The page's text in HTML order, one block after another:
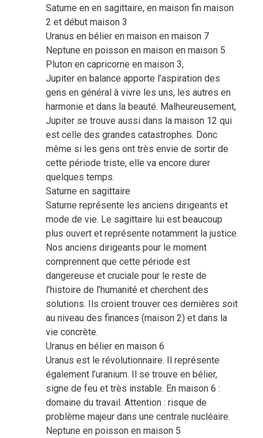
Saturne en en sagittaire, en maison fin maison
2 et début maison 3
Uranus en bélier en maison en maison 7
Neptune en poisson en maison en maison 5
Pluton en capricorne en maison 3,
Jupiter en balance apporte l’aspiration des
gens en général à vivre les uns, les autres en
harmonie et dans la beauté. Malheureusement,
Jupiter se trouve aussi dans la maison 12 qui
est celle des grandes catastrophes. Donc
même si les gens ont très envie de sortir de
cette période triste, elle va encore durer
quelques temps.
Saturne en sagittaire
Saturne représente les anciens dirigeants et
mode de vie. Le sagittaire lui est beaucoup
plus ouvert et représente notamment la justice.
Nos anciens dirigeants pour le moment
comprennent que cette période est
dangereuse et cruciale pour le reste de
l’histoire de l’humanité et cherchent des
solutions. Ils croient trouver ces dernières soit
au niveau des finances (maison 2) et dans la
vie concrète.
Uranus en bélier en maison 6
Uranus est le révolutionnaire. Il représente
également l’uranium. Il se trouve en bélier,
signe de feu et très instable. En maison 6 :
domaine du travail. Attention : risque de
problème majeur dans une centrale nucléaire.
Neptune en poisson en maison 5